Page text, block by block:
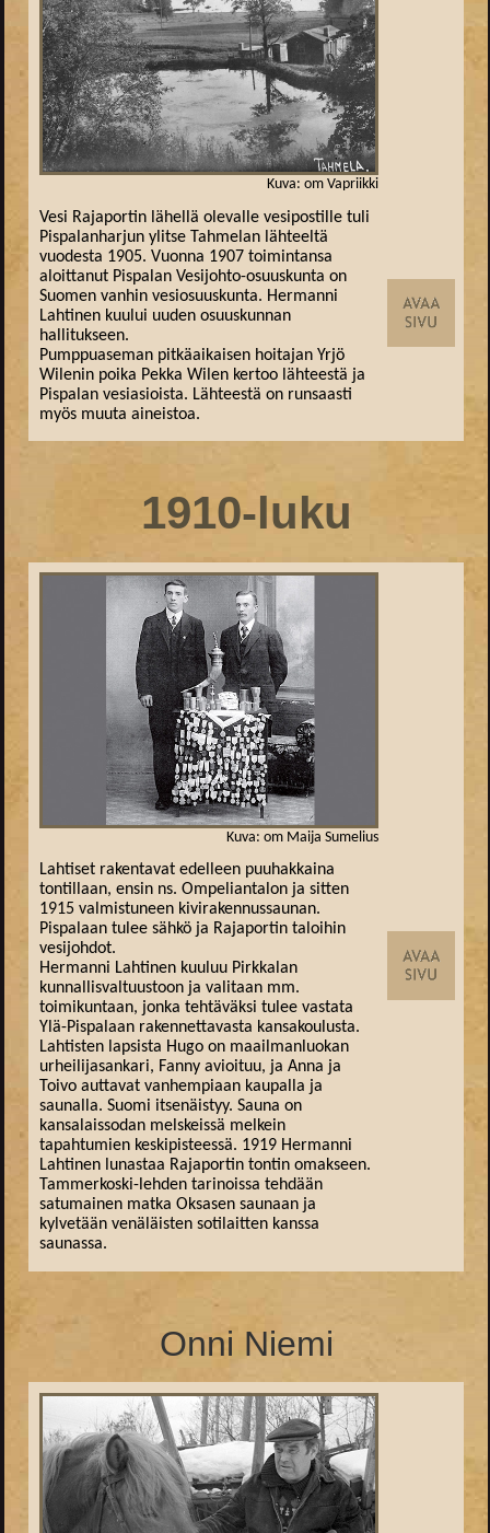
Kuva: om Vapriikki
Vesi Rajaportin lähellä olevalle vesipostille tuli
Pispalanharjun ylitse Tahmelan lähteeltä
vuodesta 1905. Vuonna 1907 toimintansa
aloittanut Pispalan Vesijohto-osuuskunta on
Suomen vanhin vesiosuuskunta. Hermanni
Lahtinen kuului uuden osuuskunnan
hallitukseen.
Pumppuaseman pitkäaikaisen hoitajan Yrjö
Wilenin poika Pekka Wilen kertoo lähteestä ja
Pispalan vesiasioista. Lähteestä on runsaasti
myös muuta aineistoa.
1910-luku
Kuva: om Maija Sumelius
Lahtiset rakentavat edelleen puuhakkaina
tontillaan, ensin ns. Ompeliantalon ja sitten
1915 valmistuneen kivirakennussaunan.
Pispalaan tulee sähkö ja Rajaportin taloihin
vesijohdot.
Hermanni Lahtinen kuuluu Pirkkalan
kunnallisvaltuustoon ja valitaan mm.
toimikuntaan, jonka tehtäväksi tulee vastata
Ylä-Pispalaan rakennettavasta kansakoulusta.
Lahtisten lapsista Hugo on maailmanluokan
urheilijasankari, Fanny avioituu, ja Anna ja
Toivo auttavat vanhempiaan kaupalla ja
saunalla. Suomi itsenäistyy. Sauna on
kansalaissodan melskeissä melkein
tapahtumien keskipisteessä. 1919 Hermanni
Lahtinen lunastaa Rajaportin tontin omakseen.
Tammerkoski-lehden tarinoissa tehdään
satumainen matka Oksasen saunaan ja
kylvetään venäläisten sotilaitten kanssa
saunassa.
Onni Niemi